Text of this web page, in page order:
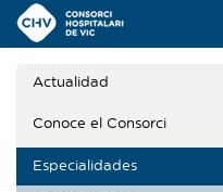
Navegación
principal
Conoce el Consorci
Especialidades
Actualidad
Conoce el Consorci
Especialidades